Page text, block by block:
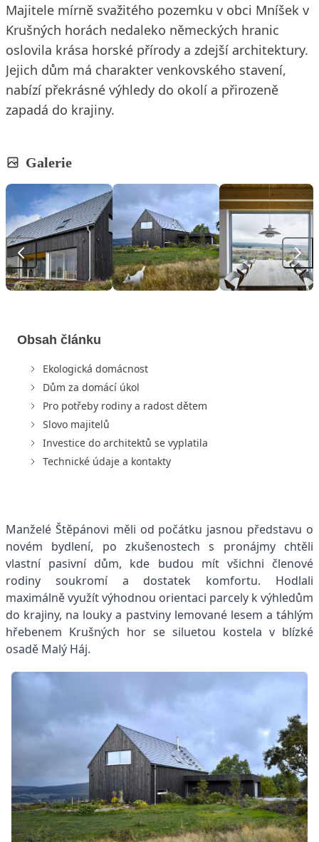
Majitele mírně svažitého pozemku v obci Mníšek v
Krušných horách nedaleko německých hranic
oslovila krása horské přírody a zdejší architektury.
Jejich dům má charakter venkovského stavení,
nabízí překrásné výhledy do okolí a přirozeně
zapadá do krajiny.
Galerie
Obsah článku
Ekologická domácnost
Dům za domácí úkol
Pro potřeby rodiny a radost dětem
Slovo majitelů
Investice do architektů se vyplatila
Technické údaje a kontakty
Manželé Štěpánovi měli od počátku jasnou představu o
novém bydlení, po zkušenostech s pronájmy chtěli
vlastní pasivní dům, kde budou mít všichni členové
rodiny soukromí a dostatek komfortu. Hodlali
maximálně využít výhodnou orientaci parcely k výhledům
do krajiny, na louky a pastviny lemované lesem a táhlým
hřebenem Krušných hor se siluetou kostela v blízké
osadě Malý Háj.